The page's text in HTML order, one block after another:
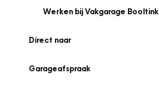
Werken bij Vakgarage Booltink
Direct naar
Garageafspraak